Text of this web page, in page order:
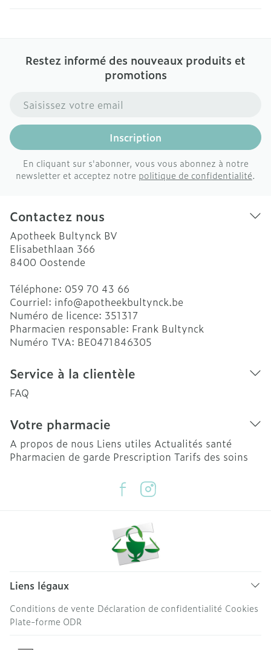
Restez informé des nouveaux produits et
promotions
Adresse mail
Inscription
En cliquant sur s'abonner, vous vous abonnez à notre
newsletter et acceptez notre politique de confidentialité.
Contactez nous
Apotheek Bultynck BV
Elisabethlaan 366
8400 Oostende
Téléphone: 059 70 43 66
Courriel: info@apotheekbultynck.be
Numéro de licence: 351317
Pharmacien responsable: Frank Bultynck
Numéro TVA: BE0471846305
Service à la clientèle
FAQ
Votre pharmacie
A propos de nous Liens utiles Actualités santé
Pharmacien de garde Prescription Tarifs des soins
Liens légaux
Conditions de vente Déclaration de confidentialité Cookies
Plate-forme ODR